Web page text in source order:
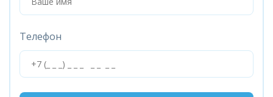
Телефон